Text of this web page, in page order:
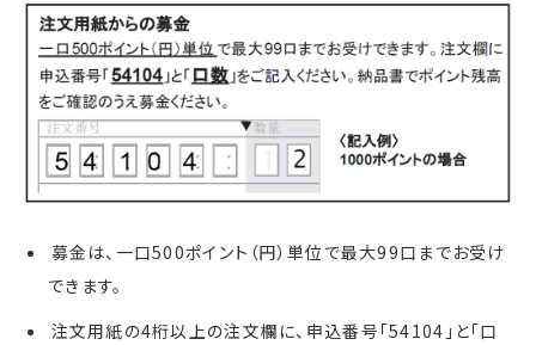
募金は、一口500ポイント（円）単位で最大99口までお受け
できます。
注文用紙の4桁以上の注文欄に、申込番号「54104」と「口